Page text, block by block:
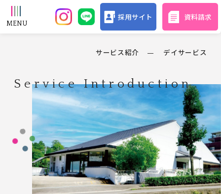
採用サイト 資料請求
サービス紹介 デイサービス
Service Introduction